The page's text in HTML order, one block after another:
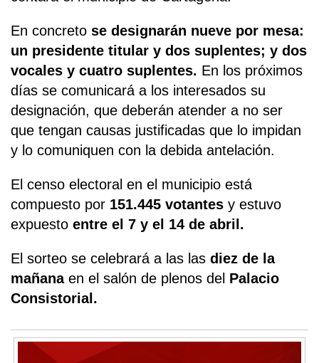
En concreto se designarán nueve por mesa:
un presidente titular y dos suplentes; y dos
vocales y cuatro suplentes. En los próximos
días se comunicará a los interesados su
designación, que deberán atender a no ser
que tengan causas justificadas que lo impidan
y lo comuniquen con la debida antelación.
El censo electoral en el municipio está
compuesto por 151.445 votantes y estuvo
expuesto entre el 7 y el 14 de abril.
El sorteo se celebrará a las las diez de la
mañanaen el salón de plenos del Palacio
Consistorial.